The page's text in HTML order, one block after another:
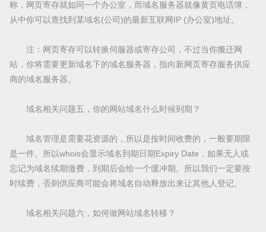
称，网页寄存就如同一个办公室，而域名服务器就像黄页电话簿，
从中你可以查找到某域名(公司)的最新互联网IP (办公室)地址。
注：网页寄存可以转换伺服器或寄存公司，不过当你搬迁网
站，你将需要更新域名下的域名服务器，指向新网页寄存服务供应
商的域名服务器。
域名相关问题五，你的网站域名什么时候到期？
域名管理是需要花资源的，所以是按时间收费的，一般要期限
是一件。所以whois会显示域名到期日期Expiry Date，如果无人或
忘记为域名续期缴费，到期后会给一个缓冲期。所以我们一定要按
时续费，否则供应商可能会将域名自动释放出来让其他人登记。
域名相关问题六，如何做网站域名转移？